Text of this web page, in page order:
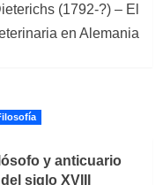
(1792-?) – El
en Alemania
y anticuario
siglo XVIII